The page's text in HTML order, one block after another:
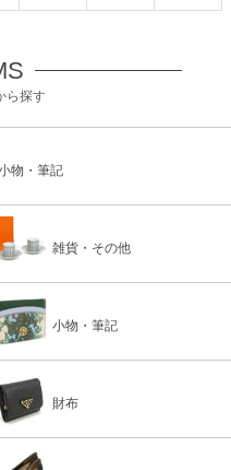
ら探す
物・筆記
雑貨・その他
小物・筆記
財布